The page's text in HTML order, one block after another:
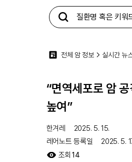
전체 암 정보 실시간 뉴
“면역세포로 암 공
높여”
한겨레
2025. 5. 15.
레어노트 등록일
2025. 5.
조회 14